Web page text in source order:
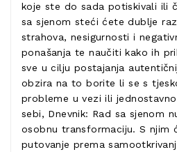
koje ste do sada potiskivali ili
sa sjenom steći ćete dublje
strahova, nesigurnosti i
ponašanja te naučiti kako ih
sve u cilju postajanja
obzira na to borite li se s
probleme u vezi ili
sebi, Dnevnik: Rad sa sjenom
osobnu transformaciju. S njim
putovanje prema